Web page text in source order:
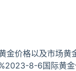
金价格以及市场黄
8-6国际黄